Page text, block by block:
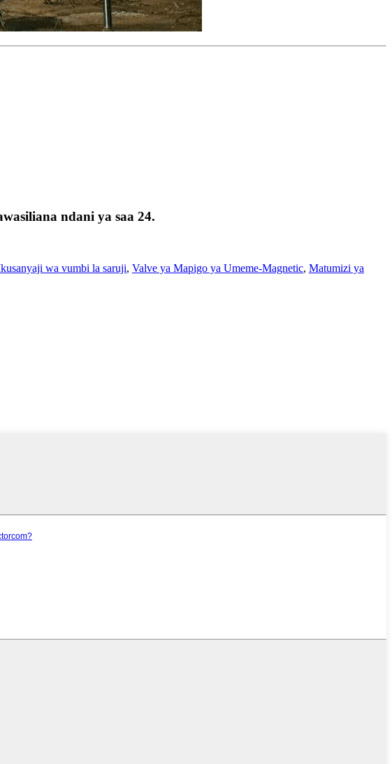
ndani ya saa 24.
wa vumbi la saruji, Valve ya Mapigo ya Umeme-Magnetic, Matumizi ya